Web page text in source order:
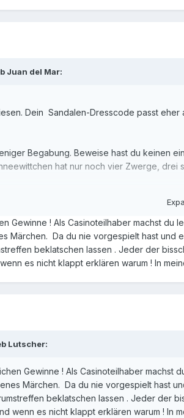
Juan del Mar:
Dein Sandalen-Dresscode passt
Begabung. Beweise hast du keinen
hat nur noch vier Zwerge,
Gewinne ! Als Casinoteilhaber machst
Märchen. Da du nie vorgespielt hast und
beklatschen lassen . Jeder der
es nicht klappt erklären warum ! In
Lutscher:
Gewinne ! Als Casinoteilhaber
Märchen. Da du nie vorgespielt hast
beklatschen lassen . Jeder der
wenn es nicht klappt erklären warum ! In